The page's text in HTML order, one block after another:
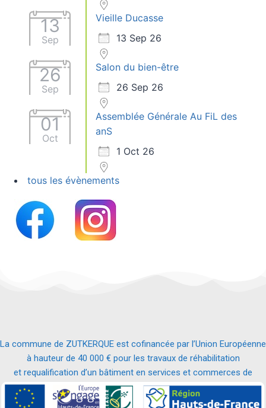
13
Sep
Vieille Ducasse
13 Sep 26
26
Sep
Salon du bien-être
26 Sep 26
01
Oct
Assemblée Générale Au FiL des
anS
1 Oct 26
tous les évènements
La commune de ZUTKERQUE est cofinancée par l’Union Européenne
à hauteur de 40 000 € pour les travaux de réhabilitation
et requalification d’un bâtiment en services et commerces de
proximité.